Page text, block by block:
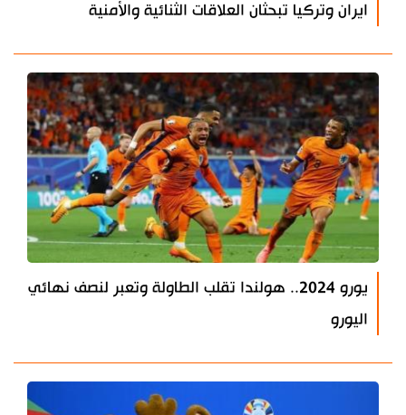
ايران وتركيا تبحثان العلاقات الثنائية والأمنية
يورو 2024.. هولندا تقلب الطاولة وتعبر لنصف نهائي
اليورو